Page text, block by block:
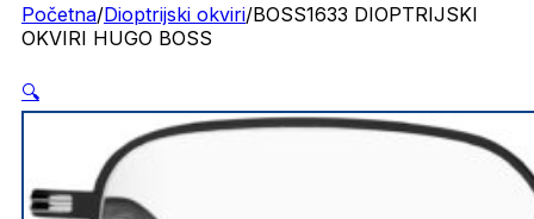
Početna/Dioptrijski okviri/BOSS1633 DIOPTRIJSKI
OKVIRI HUGO BOSS
🔍